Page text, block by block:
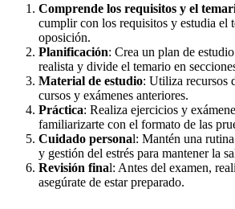
Comprende los requisitos y el
cumplir con los requisitos y estudia el
oposición.
Planificación: Crea un plan de
realista y divide el temario en
Material de estudio: Utiliza recursos
cursos y exámenes anteriores.
Práctica: Realiza ejercicios y
familiarizarte con el formato de las
Cuidado personal: Mantén una
y gestión del estrés para mantener la
Revisión final: Antes del examen,
asegúrate de estar preparado.